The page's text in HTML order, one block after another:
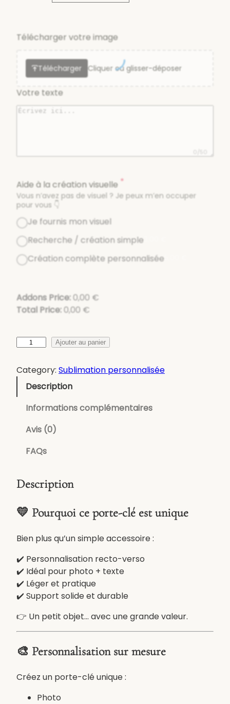
Télécharger votre image
Télécharger Cliquer ou glisser-déposer
Votre texte
Aide à la création visuelle *
Vous n’avez pas de visuel ? Je peux m’en occuper
pour vous 👇
Je fournis mon visuel
Recherche / création simple
Création complète personnalisée
Addons Price:0,00 €
Total Price:0,00 €
a
n
o
r
e
c
é
p
e
r
s
n
l
Ajouter au panier
Category: Sublimation personnalisée
Description
Informations complémentaires
Avis (0)
FAQs
Description
💛 Pourquoi ce porte-clé est unique
Bien plus qu’un simple accessoire :
✔️ Personnalisation recto-verso
✔️ Idéal pour photo + texte
✔️ Léger et pratique
✔️ Support solide et durable
👉 Un petit objet… avec une grande valeur.
🎨 Personnalisation sur mesure
Créez un porte-clé unique :
Photo